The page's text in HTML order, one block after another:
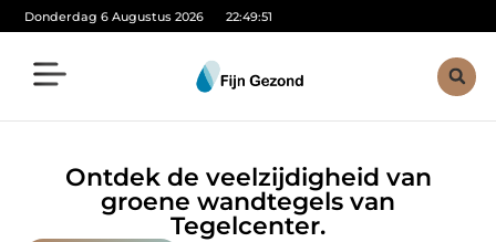
Donderdag 6 Augustus 2026 22:49:52
Ontdek de veelzijdigheid van
groene wandtegels van
Tegelcenter.